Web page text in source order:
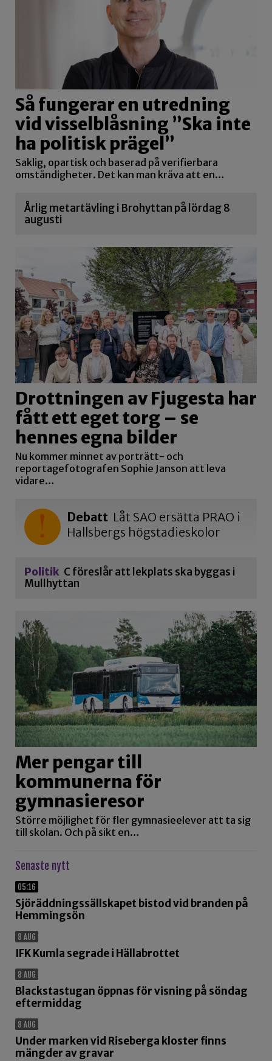
Så fungerar en utredning
vid visselblåsning ”Ska inte
ha politisk prägel”
Saklig, opartisk och baserad på verifierbara
omständigheter. Det kan man kräva att en…
Årlig metartävling i Brohyttan på lördag 8
augusti
Drottningen av Fjugesta har
fått ett eget torg – se
hennes egna bilder
Nu kommer minnet av porträtt- och
reportagefotografen Sophie Janson att leva
vidare…
Debatt Låt SAO ersätta PRAO i
Hallsbergs högstadieskolor
Politik C föreslår att lekplats ska byggas i
Mullhyttan
Mer pengar till
kommunerna för
gymnasieresor
Större möjlighet för fler gymnasieelever att ta sig
till skolan. Och på sikt en…
Senaste nytt
05:16
Sjöräddningssällskapet bistod vid branden på
Hemmingsön
8 AUG
IFK Kumla segrade i Hällabrottet
8 AUG
Blackstastugan öppnas för visning på söndag
eftermiddag
8 AUG
Under marken vid Riseberga kloster finns
mängder av gravar